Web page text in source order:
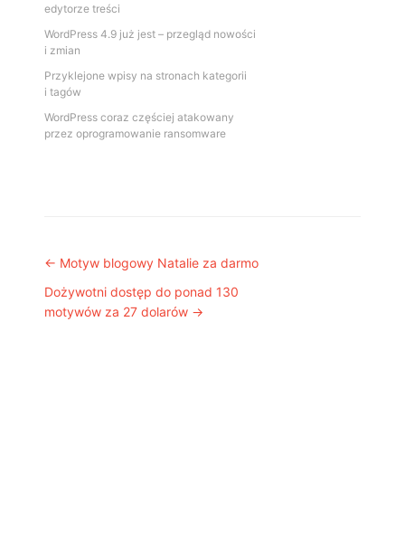
edytorze treści
WordPress 4.9 już jest – przegląd nowości
i zmian
Przyklejone wpisy na stronach kategorii
i tagów
WordPress coraz częściej atakowany
przez oprogramowanie ransomware
Post navigation
← Motyw blogowy Natalie za darmo
Dożywotni dostęp do ponad 130
motywów za 27 dolarów →